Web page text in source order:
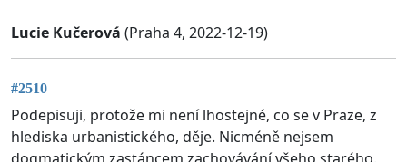
Lucie Kučerová (Praha 4, 2022-12-19)
#2510
Podepisuji, protože mi není lhostejné, co se v Praze, z
hlediska urbanistického, děje. Nicméně nejsem